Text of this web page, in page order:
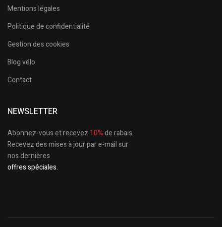
Mentions légales
Politique de confidentialité
Gestion des cookies
Blog vélo
Contact
NEWSLETTER
Abonnez-vous et recevez 10%de rabais.
Recevez des mises à jour par e-mail sur
nos dernières
offres spéciales.